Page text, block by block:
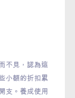
不見，認為這
小額的折扣累
支。養成使用